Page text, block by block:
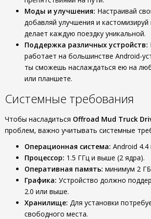
Моды и улучшения: Настраивай
добавляй улучшения и
делает каждую поездку уникальной.
Поддержка различных устройств:
работает на большинстве Android-
ты сможешь наслаждаться ею на
или планшете.
Системные требования
Чтобы насладиться Offroad Mud Truck
проблем, важно учитывать системные
Операционная система: Android
Процессор: 1.5 ГГц и выше (2 ядра).
Оперативная память: минимум 2
Графика: Устройство должно
2.0 или выше.
Хранилище: Для установки
свободного места.